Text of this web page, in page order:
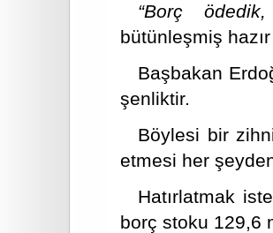
“Borç
bütünleşmiş
Başbakan
şenliktir.
Böylesi bir
etmesi her
Hatırlatmak
borç stoku 129,6